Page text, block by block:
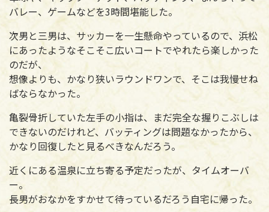
バレー、ゲームなどを3時間堪能した。
次男と三男は、サッカーを一生懸命やっているので、浜松
にあったようなそこそこ広いコートでやれたら楽しかった
のだが、
想像よりも、かなり狭いラウンドワンで、そこは我慢せね
ばならなかった。
亀裂骨折していた左手の小指は、まだ完全な握りこぶしは
できないのだけれど、バッティングは問題なかったから、
かなり回復したと見るべきなんだろう。
近くにある温泉に立ち寄る予定だったが、タイムオーバ
ー。
長男がおなかをすかせて待っているだろう自宅に帰った。